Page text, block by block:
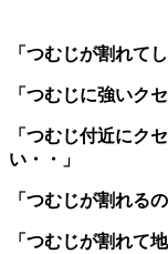
「つむじが割れて
「つむじに強いク
「つむじ付近にク
い・・」
「つむじが割れる
「つむじが割れて